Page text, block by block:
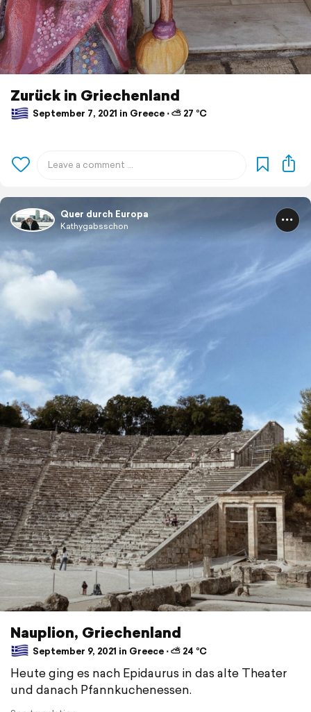
Zurück in Griechenland
September 7, 2021 in Greece ⋅ ⛅ 27 °C
Quer durch Europa
Kathygabsschon
Nauplion, Griechenland
September 9, 2021 in Greece ⋅ ⛅ 24 °C
Heute ging es nach Epidaurus in das alte Theater
und danach Pfannkuchenessen.